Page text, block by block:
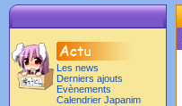
Les news
Derniers ajouts
Evènements
Calendrier Japanim